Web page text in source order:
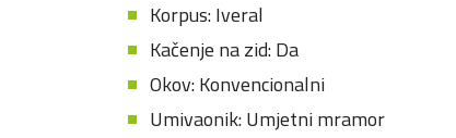
Korpus: Iveral
Kačenje na zid: Da
Okov: Konvencionalni
Umivaonik: Umjetni mramor